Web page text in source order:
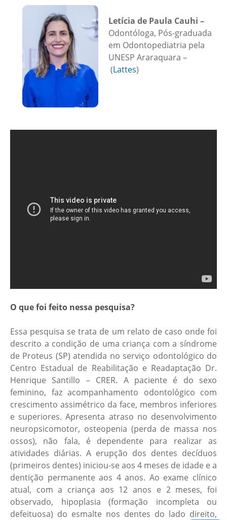
Letícia de Paula Cauhi –
Odontóloga, Pós-graduada
em Odontopediatria pela
UNESP Araraquara –
(Lattes)
O que foi feito nessa pesquisa?
Essa pesquisa se trata de um relato de caso onde foi
descrito a condição de uma criança com a síndrome
de Proteus (SP) atendida no serviço odontológico do
Centro Estadual de Reabilitação e Readaptação Dr.
Henrique Santillo – CRER. A paciente é do sexo
feminino, faz acompanhamento odontológico com
crescimento assimétrico da face, membros inferiores
e superiores. Apresenta atraso no desenvolvimento
neuropsicomotor, osteopenia (perda de massa nos
ossos), não fala, é dependente para realizar as
atividades diárias. A erupção dos dentes decíduos
(primeiros dentes) iniciou-se aos 4 meses de idade e a
dentição permanente aos 4 anos. Ao exame clínico
atual, com a criança aos 12 anos e 2 meses, foi
observado, hipoplasia (formação incompleta ou
defeituosa) do esmalte nos dentes do lado direito,